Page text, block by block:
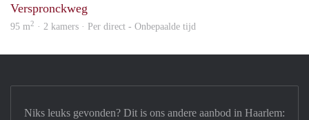
Verspronckweg
95 m2 · 2 kamers · Per direct - Onbepaalde tijd
Niks leuks gevonden? Dit is ons andere aanbod in Haarlem: